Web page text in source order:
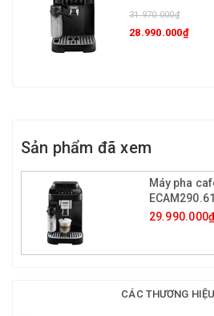
31.970.000₫
28.990.000₫
Sản phẩm đã xem
Máy pha
CÁC THƯƠNG